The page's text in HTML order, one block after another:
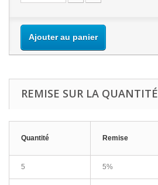
Ajouter au panier
REMISE SUR LA QUANTITÉ
Quantité Remise
5 5%